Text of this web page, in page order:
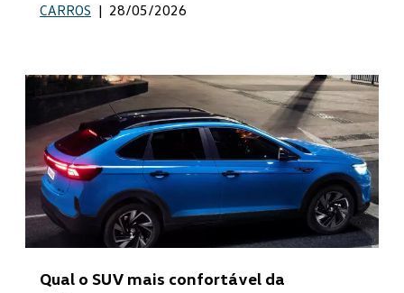
CARROS | 28/05/2026
Qual o SUV mais confortável da